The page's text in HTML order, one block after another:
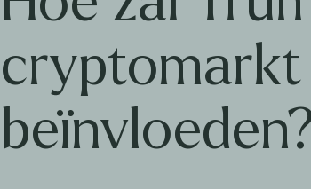
cryptomarkt